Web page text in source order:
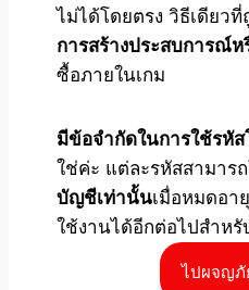
ไม่ได้โดยตรง วิธีเดียว
การสร้างประสบการณ์ห
ซื้อภายในเกม
มีข้อจำกัดในการใช้รหั
ใช่ค่ะ แต่ละรหัสสามารถ
บัญชีเท่านั้นเมื่อหมดอา
ใช้งานได้อีกต่อไปสำห
ไปผจญภั